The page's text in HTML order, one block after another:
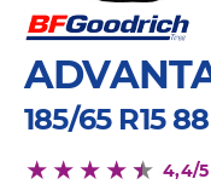
185/65 R15
4,4/5